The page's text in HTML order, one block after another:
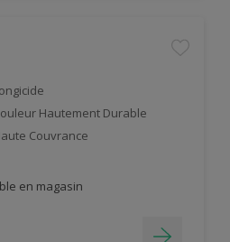
Hautement Durable
Couvrance
en magasin